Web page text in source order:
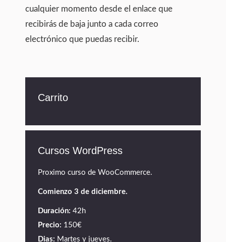
cualquier momento desde el enlace que
recibirás de baja junto a cada correo
electrónico que puedas recibir.
Carrito
Cursos WordPress
Proximo curso de WooCommerce.
Comienzo 3 de diciembre.
Duración: 42h
Precio: 150€
Dias: Martes y jueves.